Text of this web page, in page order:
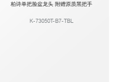
柏诗单把脸盆龙头 附赠原质黑把手
K-73050T-B7-TBL